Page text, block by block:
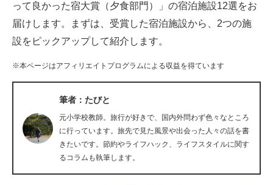
企業ITのトレンドを詳説
ITエンジニア向け専門サイト
企業向けIT製品の総合サイト
IT製品の技術・比較・事例
って良かった宿大賞（夕食部門）」の宿泊施設12選をお
届けします。まずは、受賞した宿泊施設から、2つの施
設をピックアップして紹介します。
※本ページはアフィリエイトプログラムによる収益を得ています
筆者：たびと
元小学校教師。旅行が好きで、国内外問わず色々なところ
に行っています。旅先で見た風景や出会った人々の話を書
きたいです。節約やライフハック、ライフスタイルに関す
るコラムも執筆します。